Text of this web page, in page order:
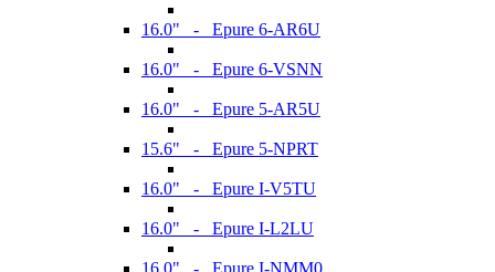
16.0" - Epure 6-AR6U
16.0" - Epure 6-VSNN
16.0" - Epure 5-AR5U
15.6" - Epure 5-NPRT
16.0" - Epure I-V5TU
16.0" - Epure I-L2LU
16.0" - Epure I-NMM0